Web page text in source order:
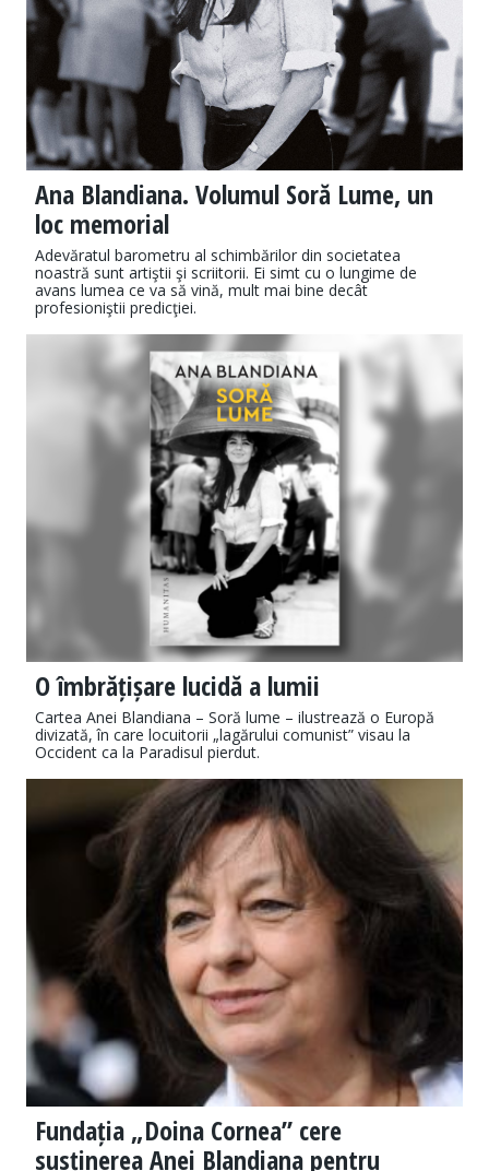
Ana Blandiana. Volumul Soră Lume, un
loc memorial
Adevăratul barometru al schimbărilor din societatea
noastră sunt artiştii şi scriitorii. Ei simt cu o lungime de
avans lumea ce va să vină, mult mai bine decât
profesioniştii predicţiei.
O îmbrățișare lucidă a lumii
Cartea Anei Blandiana – Soră lume – ilustrează o Europă
divizată, în care locuitorii „lagărului comunist” visau la
Occident ca la Paradisul pierdut.
Fundația „Doina Cornea” cere
susținerea Anei Blandiana pentru